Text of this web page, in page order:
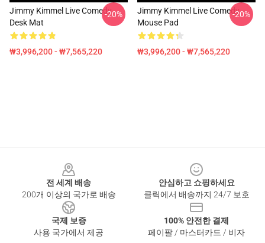
Jimmy Kimmel Live Comedy
Desk Mat
₩3,996,200 - ₩7,565,220
-20%
Jimmy Kimmel Live Comedy
Mouse Pad
₩3,996,200 - ₩7,565,220
-20%
전 세계 배송
200개 이상의 국가로 배송
안심하고 쇼핑하세요
클릭에서 배송까지 24/7 보호
국제 보증
사용 국가에서 제공
100% 안전한 결제
페이팔 / 마스터카드 / 비자